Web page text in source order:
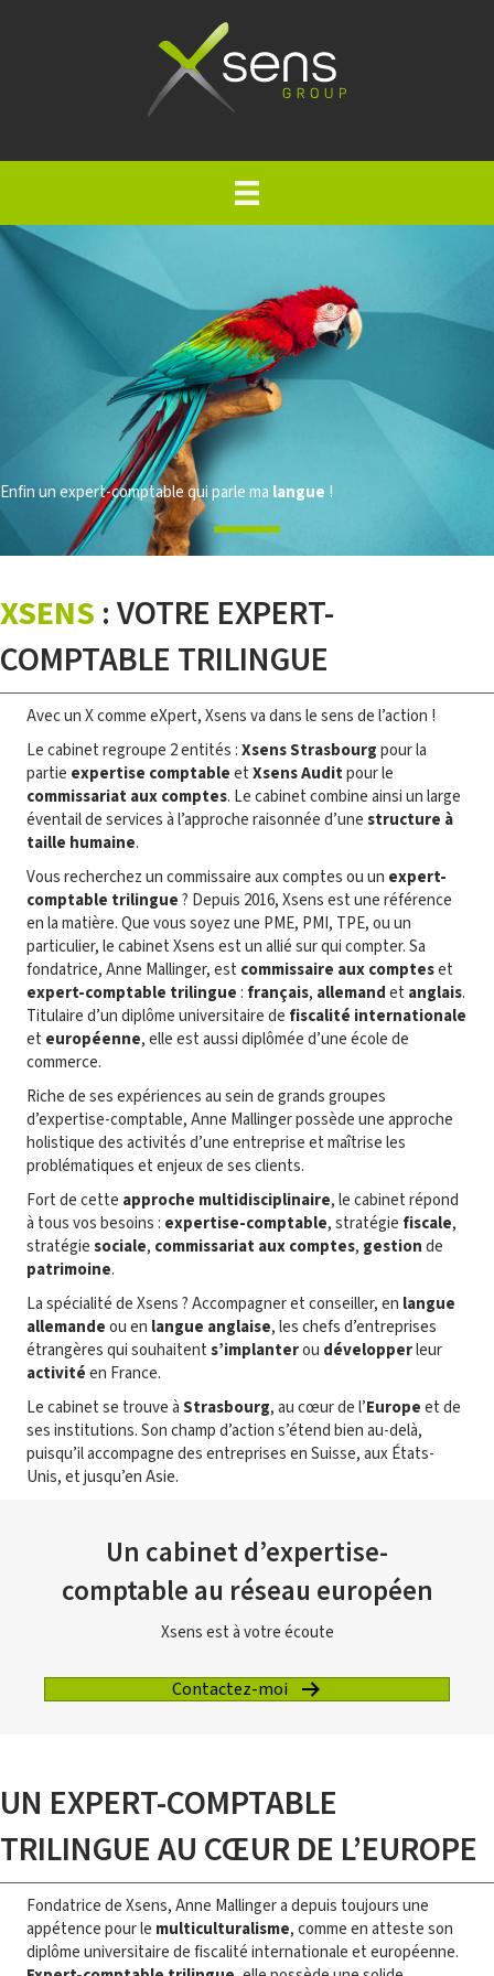
Enfin un expert-comptable qui parle ma langue !
XSENS : VOTRE EXPERT-
COMPTABLE TRILINGUE
Avec un X comme eXpert, Xsens va dans le sens de l’action !
Le cabinet regroupe 2 entités :Xsens Strasbourgpour la
partie expertise comptableetXsens Auditpour le
commissariat aux comptes. Le cabinet combine ainsi un large
éventail de services à l’approche raisonnée d’unestructure à
taille humaine.
Vous recherchez un commissaire aux comptes ou un expert-
comptable trilingue? Depuis 2016, Xsens est une référence
en la matière. Que vous soyez une PME, PMI, TPE, ou un
particulier, le cabinet Xsens est un allié sur qui compter. Sa
fondatrice, Anne Mallinger, est commissaire aux compteset
expert-comptable trilingue : français, allemandet anglais.
Titulaire d’un diplôme universitaire de fiscalité internationale
et européenne, elle est aussi diplômée d’une école de
commerce.
Riche de ses expériences au sein de grands groupes
d’expertise-comptable, Anne Mallinger possède une approche
holistique des activités d’une entreprise et maîtrise les
problématiques et enjeux de ses clients.
Fort de cette approche multidisciplinaire, le cabinet répond
à tous vos besoins : expertise-comptable, stratégie fiscale,
stratégiesociale, commissariat aux comptes, gestionde
patrimoine.
La spécialité de Xsens ? Accompagner et conseiller, en langue
allemandeou en langue anglaise, les chefs d’entreprises
étrangères qui souhaitents’implanterou développerleur
activitéen France.
Le cabinet se trouve àStrasbourg, au cœur de l’Europeet de
ses institutions. Son champ d’action s’étend bien au-delà,
puisqu’il accompagne des entreprises en Suisse, aux États-
Unis, et jusqu’en Asie.
Un cabinet d’expertise-
comptable au réseau européen
Xsens est à votre écoute
Contactez-moi
UN EXPERT-COMPTABLE
TRILINGUE AU CŒUR DE L’EUROPE
Fondatrice de Xsens, Anne Mallinger a depuis toujours une
appétence pour le multiculturalisme, comme en atteste son
diplôme universitaire de fiscalité internationale et européenne.